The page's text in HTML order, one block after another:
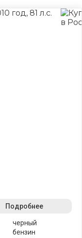
черный
бензин
Подробнее